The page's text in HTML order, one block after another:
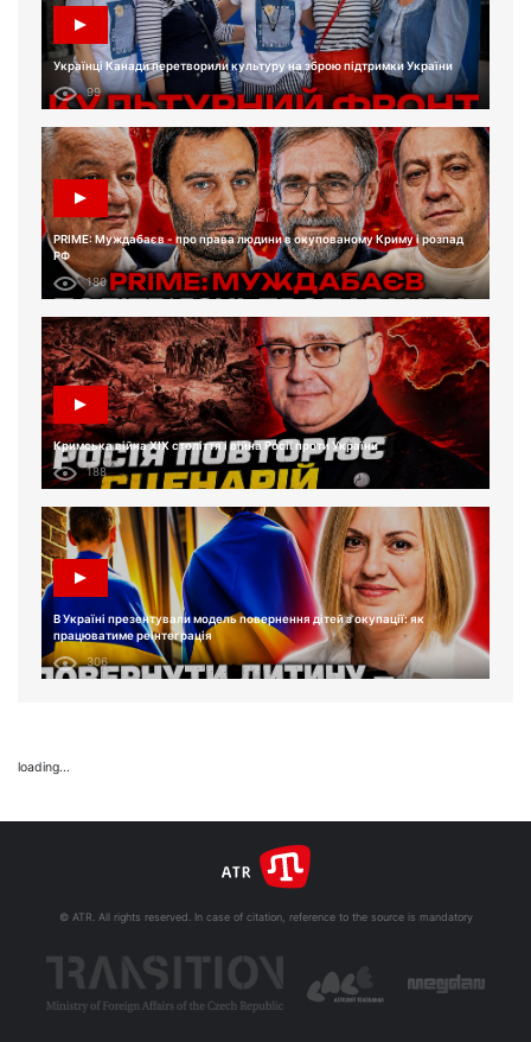
Українці Канади перетворили культуру на зброю підтримки України
99
PRIME: Муждабаєв - про права людини в окупованому Криму і розпад
РФ
180
Кримська війна XIX століття і війна Росії проти України
188
В Україні презентували модель повернення дітей з окупації: як
працюватиме реінтеграція
306
loading...
© ATR. All rights reserved. In case of citation, reference to the source is mandatory